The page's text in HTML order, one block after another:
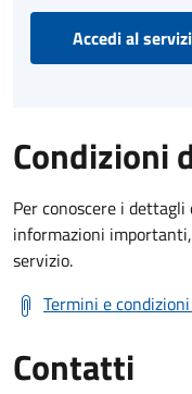
Accedi al
Condizioni
Per conoscere i
informazioni
servizio.
Termini e
Contatti